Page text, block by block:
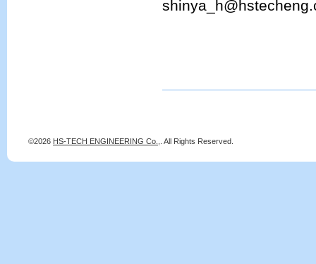
©2026 HS-TECH ENGINEERING Co., . All Rights Reserved.